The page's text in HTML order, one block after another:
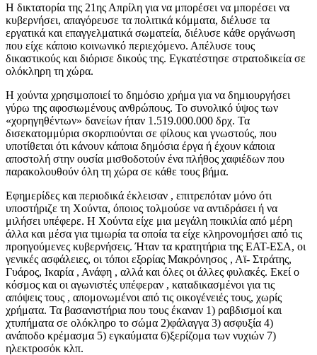
Η δικτατορία της 21ης Απρίλη για να μπορέσει να μπορέσει να
κυβερνήσει, απαγόρευσε τα πολιτικά κόμματα, διέλυσε τα
εργατικά και επαγγελματικά σωματεία, διέλυσε κάθε οργάνωση
που είχε κάποιο κοινωνικό περιεχόμενο. Απέλυσε τους
δικαστικούς και διόρισε δικούς της. Εγκατέστησε στρατοδικεία σε
ολόκληρη τη χώρα.
Η χούντα χρησιμοποιεί το δημόσιο χρήμα για να δημιουργήσει
γύρω της αφοσιωμένους ανθρώπους. Το συνολικό ύψος των
«χορηγηθέντων» δανείων ήταν 1.519.000.000 δρχ. Τα
δισεκατομμύρια σκορπιούνται σε φίλους και γνωστούς, που
υποτίθεται ότι κάνουν κάποια δημόσια έργα ή έχουν κάποια
αποστολή στην ουσία μισθοδοτούν ένα πλήθος χαφιέδων που
παρακολουθούν όλη τη χώρα σε κάθε τους βήμα.
Εφημερίδες και περιοδικά έκλεισαν , επιτρεπόταν μόνο ότι
υποστήριζε τη Χούντα, όποιος τολμούσε να αντιδράσει ή να
μιλήσει υπέφερε. Η Χούντα είχε μια μεγάλη ποικιλία από μέρη
άλλα και μέσα για τιμωρία τα οποία τα είχε κληρονομήσει από τις
προηγούμενες κυβερνήσεις. Ήταν τα κρατητήρια της ΕΑΤ-ΕΣΑ, οι
γενικές ασφάλειες, οι τόποι εξορίας Μακρόνησος , Αϊ- Στράτης,
Γυάρος, Ικαρία , Ανάφη , αλλά και όλες οι άλλες φυλακές. Εκεί ο
κόσμος και οι αγωνιστές υπέφεραν , καταδικασμένοι για τις
απόψεις τους , απομονωμένοι από τις οικογένειές τους, χωρίς
χρήματα. Τα βασανιστήρια που τους έκαναν 1) ραβδισμοί και
χτυπήματα σε ολόκληρο το σώμα 2)φάλαγγα 3) ασφυξία 4)
ανάποδο κρέμασμα 5) εγκαύματα 6)ξερίζομα των νυχιών 7)
ηλεκτροσόκ κλπ.